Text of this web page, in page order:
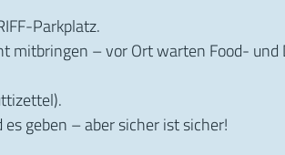
Parkplatz.
mitbringen – vor Ort warten Food- und
geben – aber sicher ist sicher!